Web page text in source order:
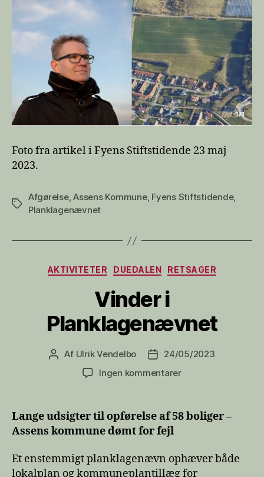
retsfølelse
Foto fra artikel i Fyens Stiftstidende 23 maj
2023.
Tags
Afgørelse,Assens Kommune, Fyens Stiftstidende,
Planklagenævnet
Kategorier
AKTIVITETER DUEDALEN RETSAGER
Vinder i
Planklagenævnet
Indlægsforfatter
Af Ulrik Vendelbo Indlægsdato
24/05/2023
Ingen kommentarertil
Planklagenævnet
Lange udsigter til opførelse af 58 boliger –
Assens kommune dømt for fejl
Et enstemmigt planklagenævn ophæver både
lokalplan og kommuneplantillæg for